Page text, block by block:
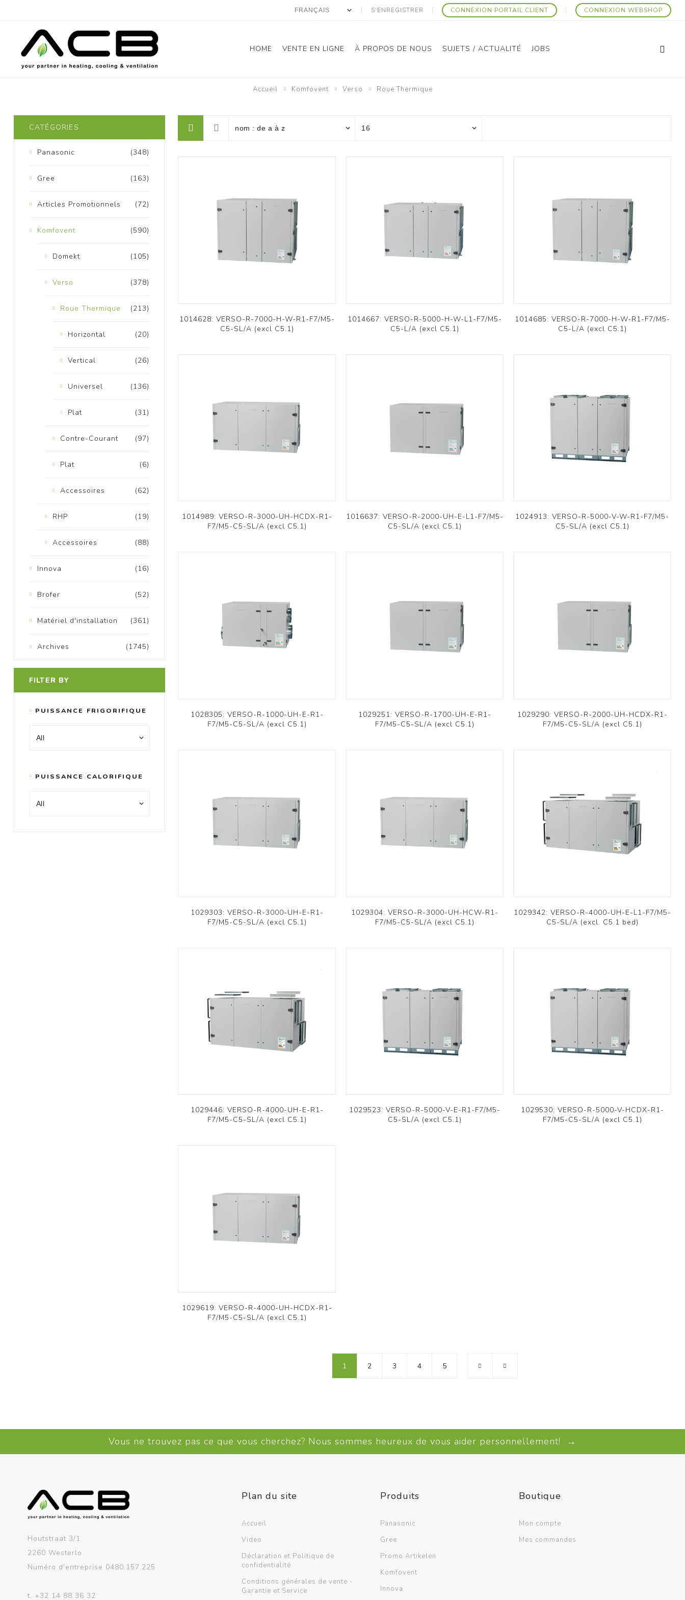
S'ENREGISTRER CONNEXION PORTAIL CLIENT CONNEXION WEBSHOP
HOME VENTE EN LIGNE
Panasonic
Commercial PAC
Gree
Commercial PAC
Domekt
Matériel d'installation
Chemins de câbles /
Accessoires
À PROPOS DE NOUS SUJETS / ACTUALITÉ JOBS
Accueil Komfovent Verso Roue Thermique
1014628: VERSO-R-7000-H-W-R1-F7/M5-
C5-SL/A (excl C5.1)
1014667: VERSO-R-5000-H-W-L1-F7/M5-
C5-L/A (excl C5.1)
1014685: VERSO-R-7000-H-W-R1-F7/M5-
C5-L/A (excl C5.1)
1014989: VERSO-R-3000-UH-HCDX-R1-
F7/M5-C5-SL/A (excl C5.1)
1016637: VERSO-R-2000-UH-E-L1-F7/M5-
C5-SL/A (excl C5.1)
1024913: VERSO-R-5000-V-W-R1-F7/M5-
C5-SL/A (excl C5.1)
1028305: VERSO-R-1000-UH-E-R1-
F7/M5-C5-SL/A (excl C5.1)
1029251: VERSO-R-1700-UH-E-R1-
F7/M5-C5-SL/A (excl C5.1)
1029290: VERSO-R-2000-UH-HCDX-R1-
F7/M5-C5-SL/A (excl C5.1)
1029303: VERSO-R-3000-UH-E-R1-
F7/M5-C5-SL/A (excl C5.1)
1029304: VERSO-R-3000-UH-HCW-R1-
F7/M5-C5-SL/A (excl C5.1)
1029342: VERSO-R-4000-UH-E-L1-F7/M5-
C5-SL/A (excl. C5.1 bed)
1029446: VERSO-R-4000-UH-E-R1-
F7/M5-C5-SL/A (excl C5.1)
1029523: VERSO-R-5000-V-E-R1-F7/M5-
C5-SL/A (excl C5.1)
1029530: VERSO-R-5000-V-HCDX-R1-
F7/M5-C5-SL/A (excl C5.1)
1029619: VERSO-R-4000-UH-HCDX-R1-
F7/M5-C5-SL/A (excl C5.1)
1 2 3 4 5
CATÉGORIES
(348)
Panasonic
(163)
Gree
(72)
Articles Promotionnels
(590)
Komfovent
(105)
Domekt
(378)
Verso
(213)
Roue Thermique
(20)
Horizontal
(26)
Vertical
(136)
Universel
(31)
Plat
(97)
Contre-Courant
(6)
Plat
(62)
Accessoires
(19)
RHP
(88)
Accessoires
(16)
Innova
(52)
Brofer
(361)
Matériel d'installation
(1745)
Archives
FILTER BY
PUISSANCE FRIGORIFIQUE
PUISSANCE CALORIFIQUE
Vous ne trouvez pas ce que vous cherchez? Nous sommes heureux de vous aider personnellement! →
Houtstraat 3/1
2260 Westerlo
Numéro d'entreprise 0480.157.225
t. +32 14 88 36 32
Plan du site
Accueil
Video
Déclaration et Politique de
confidentialité
Conditions générales de vente -
Garantie et Service
Produits
Panasonic
Gree
Promo Artikelen
Komfovent
Innova
Boutique
Mon compte
Mes commandes